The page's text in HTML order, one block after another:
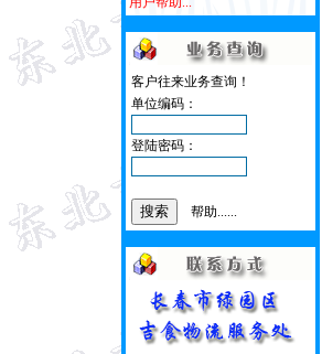
客户往来业务查询！
单位编码：
登陆密码：
帮助......